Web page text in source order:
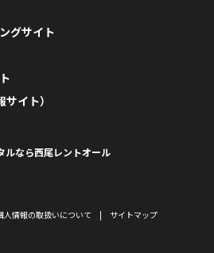
グサイト
イト）
ルなら西尾レントオール
人情報の取扱いについて サイトマップ